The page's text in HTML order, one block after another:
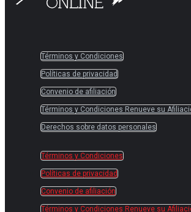
Términos y Condiciones
Políticas de privacidad
Convenio de afiliación
Términos y Condiciones Renueve su
Derechos sobre datos personales
Términos y Condiciones
Políticas de privacidad
Convenio de afiliación
Términos y Condiciones Renueve su